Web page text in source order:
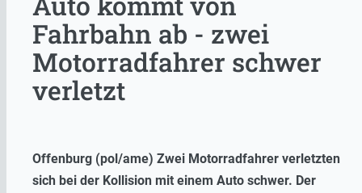
Fahrbahn ab - zwei
Motorradfahrer schwer
verletzt
Offenburg (pol/ame) Zwei Motorradfahrer verletzten
sich bei der Kollision mit einem Auto schwer. Der